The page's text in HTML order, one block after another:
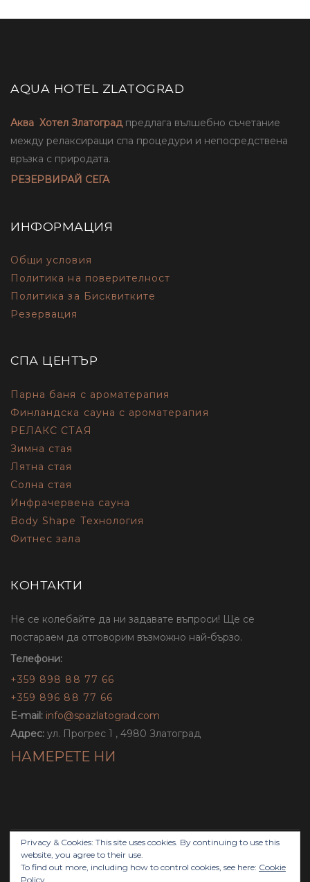
AQUA HOTEL ZLATOGRAD
Аква Хотел Златоград предлага вълшебно съчетание
между релаксиращи спа процедури и непосредствена
връзка с природата.
РЕЗЕРВИРАЙ СЕГА
ИНФОРМАЦИЯ
Общи условия
Политика на поверителност
Политика за Бисквитките
Резервация
СПА ЦЕНТЪР
Парна баня с ароматерапия
Финландска сауна с ароматерапия
РЕЛАКС СТАЯ
Зимна стая
Лятна стая
Солна стая
Инфрачервена сауна
Body Shape Технология
Фитнес зала
КОНТАКТИ
Не се колебайте да ни задавате въпроси! Ще се
постараем да отговорим възможно най-бързо.
Телефони:
+359 898 88 77 66
+359 896 88 77 66
E-mail: info@spazlatograd.com
Адрес: ул. Прогрес 1 , 4980 Златоград
НАМЕРЕТЕ НИ
Copyright © 2019 Aqua Spa Hotel Zlatograd. All Rights
Reserved.
Privacy & Cookies: This site uses cookies. By continuing to use this
website, you agree to their use.
To find out more, including how to control cookies, see here: Cookie
Policy